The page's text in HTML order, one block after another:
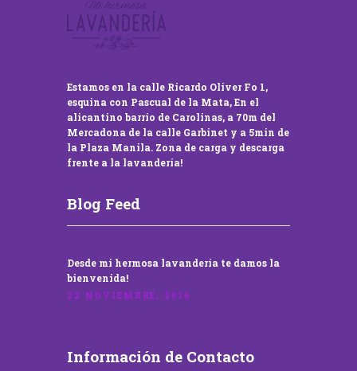
Estamos en la calle Ricardo Oliver Fo 1,
esquina con Pascual de la Mata, En el
alicantino barrio de Carolinas, a 70m del
Mercadona de la calle Garbinet y a 5min de
la Plaza Manila. Zona de carga y descarga
frente a la lavandería!
Blog Feed
Desde mi hermosa lavandería te damos la
bienvenida!
22 NOVIEMBRE, 2016
Información de Contacto